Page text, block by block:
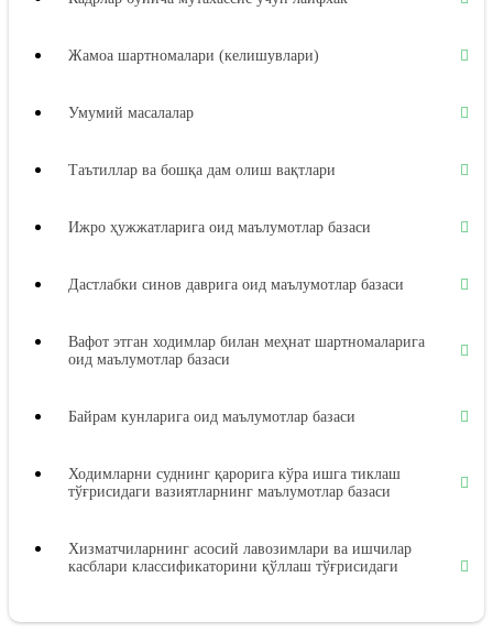
Жамоа шартномалари (келишувлари)
Умумий масалалар
Таътиллар ва бошқа дам олиш вақтлари
Ижро ҳужжатларига оид маълумотлар базаси
Дастлабки синов даврига оид маълумотлар базаси
Вафот этган ходимлар билан меҳнат шартномаларига
оид маълумотлар базаси
Байрам кунларига оид маълумотлар базаси
Ходимларни суднинг қарорига кўра ишга тиклаш
тўғрисидаги вазиятларнинг маълумотлар базаси
Хизматчиларнинг асосий лавозимлари ва ишчилар
касблари классификаторини қўллаш тўғрисидаги